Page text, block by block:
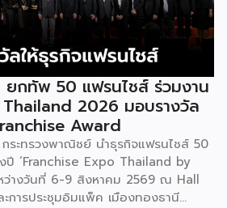
กทัพ 50 แฟรนไชส์ ร่วมงาน
2026 มอบรางวัล
Award
ระทรวงพาณิชย์ นำธุรกิจแฟรนไชส์ 50
ปี ‘Franchise Expo Thailand by
หว่างวันที่ 6-9 สิงหาคม 2569 ณ Hall
ารประชุมอิมแพ็ค เมืองทองธานี